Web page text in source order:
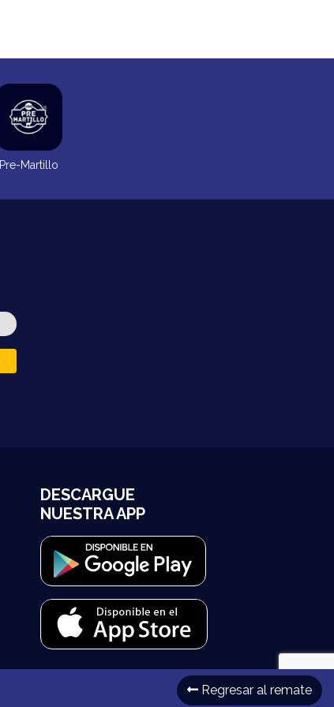
Regresar al remate
Pre-Martillo
DESCARGUE
NUESTRA APP